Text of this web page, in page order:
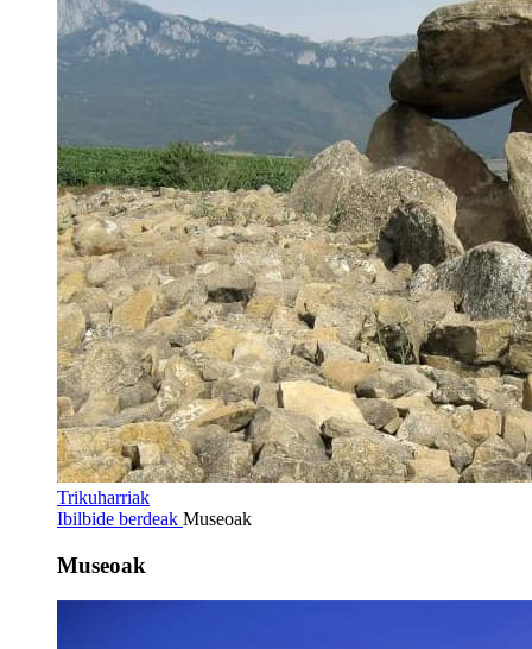
Trikuharriak
Ibilbide berdeak Museoak
Museoak